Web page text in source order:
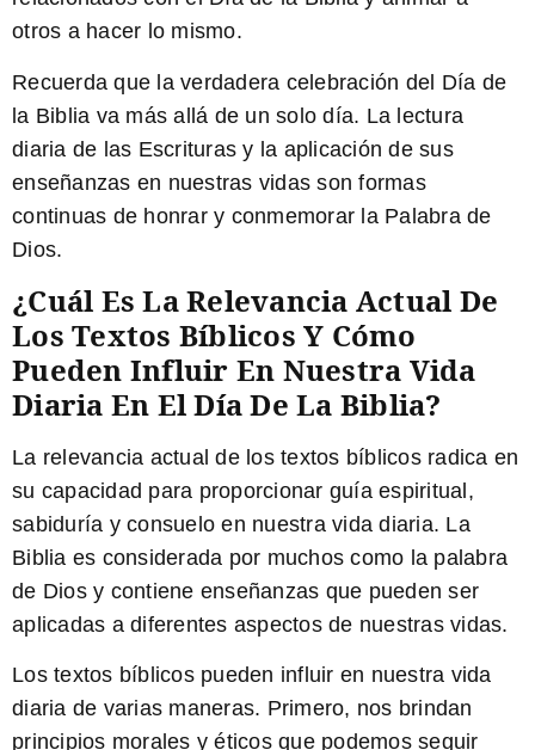
otros a hacer lo mismo.
Recuerda que la verdadera celebración del Día de
la Biblia va más allá de un solo día. La lectura
diaria de las Escrituras y la aplicación de sus
enseñanzas en nuestras vidas son formas
continuas de honrar y conmemorar la Palabra de
Dios.
¿Cuál Es La Relevancia Actual De
Los Textos Bíblicos Y Cómo
Pueden Influir En Nuestra Vida
Diaria En El Día De La Biblia?
La relevancia actual de los textos bíblicos radica en
su capacidad para proporcionar guía espiritual,
sabiduría y consuelo en nuestra vida diaria. La
Biblia es considerada por muchos como la palabra
de Dios y contiene enseñanzas que pueden ser
aplicadas a diferentes aspectos de nuestras vidas.
Los textos bíblicospueden influir en nuestra vida
diaria de varias maneras. Primero, nos brindan
principios morales y éticos que podemos seguir